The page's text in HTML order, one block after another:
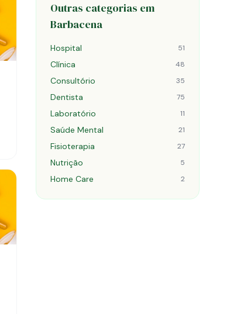
Outras categorias em
Barbacena
Hospital 51
Clínica 48
Consultório 35
Dentista 75
Laboratório 11
Saúde Mental 21
Fisioterapia 27
Nutrição 5
Home Care 2